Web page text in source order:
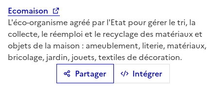
Partager Intégrer
Ecomaison
L'éco-organisme agréé par l'Etat pour gérer le tri, la
collecte, le réemploi et le recyclage des matériaux et
objets de la maison : ameublement, literie, matériaux,
bricolage, jardin, jouets, textiles de décoration.